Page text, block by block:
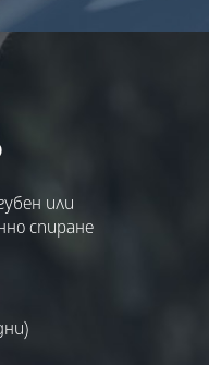
или
спиране